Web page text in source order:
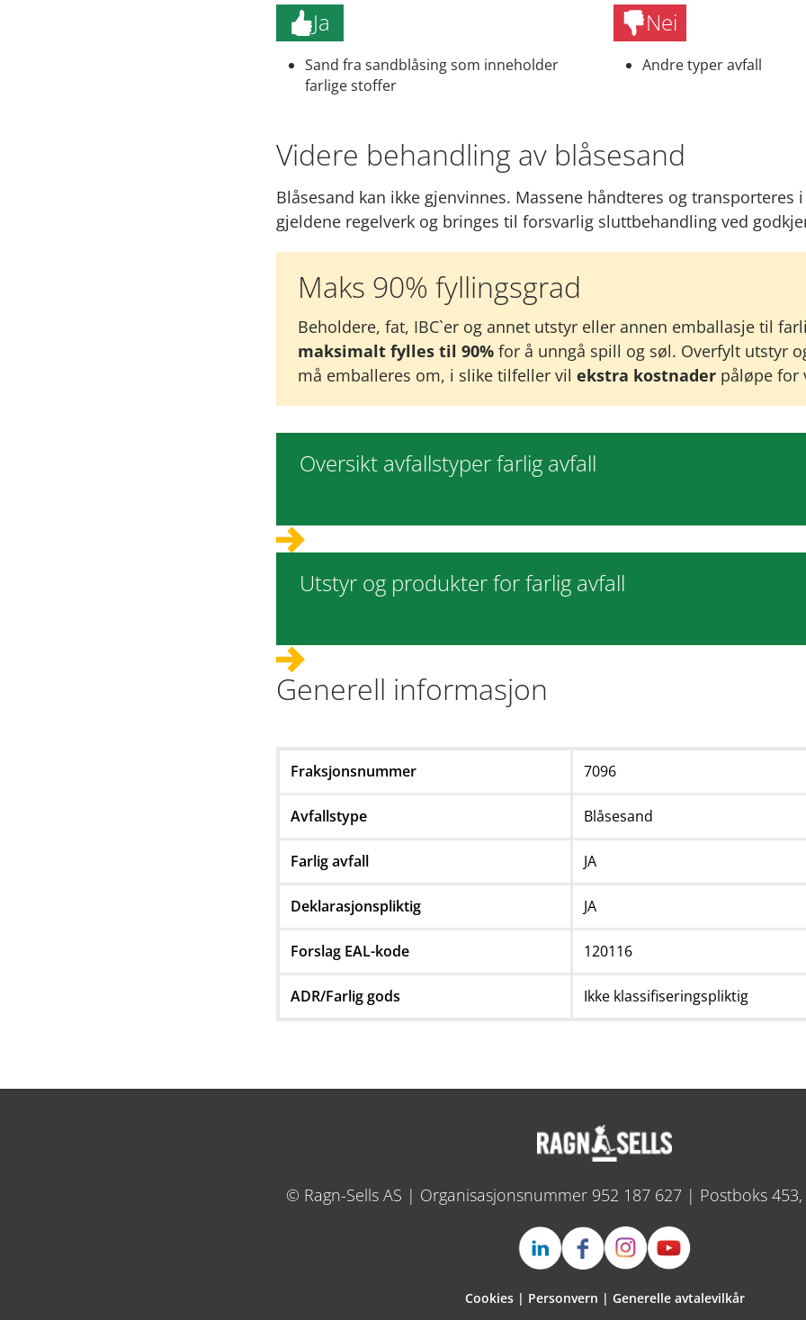
Ja
Sand fra sandblåsing som inneholder
farlige stoffer
Nei
Andre typer avfall
Videre behandling av blåsesand
Blåsesand kan ikke gjenvinnes. Massene håndteres og transporteres
gjeldene regelverk og bringes til forsvarlig sluttbehandling ved
Maks 90% fyllingsgrad
Beholdere, fat, IBC`er og annet utstyr eller annen emballasje til
maksimalt fylles til 90% for å unngå spill og søl. Overfylt utstyr
må emballeres om, i slike tilfeller vil ekstra kostnader påløpe for
Oversikt avfallstyper farlig avfall
Utstyr og produkter for farlig avfall
Generell informasjon
Fraksjonsnummer 7096
Avfallstype Blåsesand
Farlig avfall JA
Deklarasjonspliktig JA
Forslag EAL-kode 120116
ADR/Farlig gods Ikke klassifiseringspliktig
© Ragn-Sells AS | Organisasjonsnummer 952 187 627 | Postboks
Cookies| Personvern | Generelle avtalevilkår